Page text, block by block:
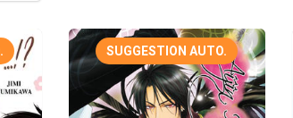
SUGGESTION AUTO.